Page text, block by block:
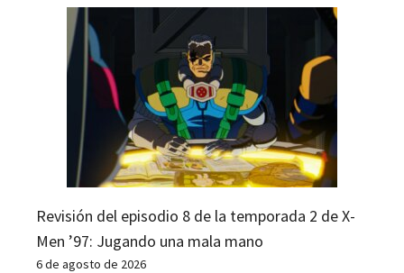
Revisión del episodio 8 de la temporada 2 de X-
Men ’97: Jugando una mala mano
6 de agosto de 2026